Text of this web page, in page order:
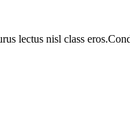
lectus nisl class